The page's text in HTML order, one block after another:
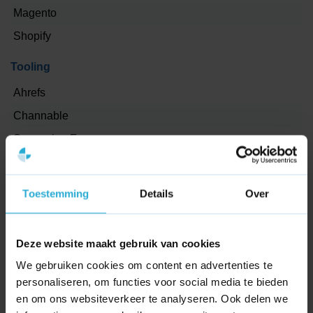
Toestemming Details Over
Deze website maakt gebruik van cookies
We gebruiken cookies om content en advertenties te
personaliseren, om functies voor social media te bieden
en om ons websiteverkeer te analyseren. Ook delen we
Wij brengen de lokale kansen in kaart en zetten ze om in
Magento
Shopify
Tooling
Ahrefs
Channable
Screaming Frog
Canva
Projectmanagement
Asana
Dashboard
Google Tag Manager
Google Analytics 4